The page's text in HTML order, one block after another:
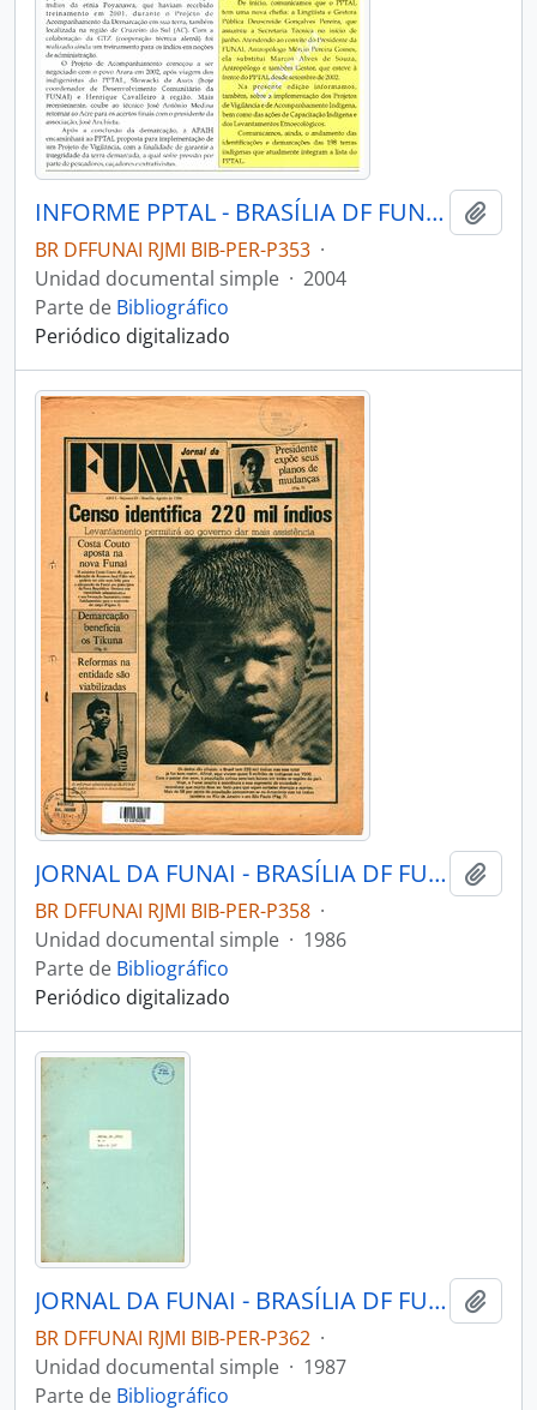
INFORME PPTAL - BRASÍLIA DF FUNAI - 2004 - Nº08
BR DFFUNAI RJMI BIB-PER-P353 ·
Unidad documental simple · 2004
Parte de Bibliográfico
Periódico digitalizado
JORNAL DA FUNAI - BRASÍLIA DF FUNAI - 1986 - Nº01
BR DFFUNAI RJMI BIB-PER-P358 ·
Unidad documental simple · 1986
Parte de Bibliográfico
Periódico digitalizado
JORNAL DA FUNAI - BRASÍLIA DF FUNAI - 1987 - Nº05
BR DFFUNAI RJMI BIB-PER-P362 ·
Unidad documental simple · 1987
Parte de Bibliográfico